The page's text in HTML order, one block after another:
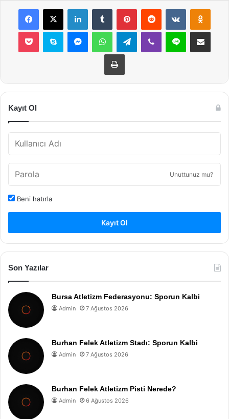
Facebook
X LinkedInTumblr PinterestReddit VKontakte
Pocket Skype MessengerWhatsAppTelegramViber Line E-Posta ile
Yazdır
Kayıt Ol
Unuttunuz mu?
Beni hatırla
Kayıt Ol
Son Yazılar
Bursa Atletizm Federasyonu: Sporun Kalbi
Admin 7 Ağustos 2026
Burhan Felek Atletizm Stadı: Sporun Kalbi
Admin 7 Ağustos 2026
Burhan Felek Atletizm Pisti Nerede?
Admin 6 Ağustos 2026